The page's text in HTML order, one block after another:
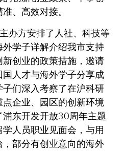
、高效对接。
办方安排了人社、科技等
学子详解介绍我市支持
创业的政策措施，邀请
人才与海外学子分享成
们深入考察了在沪科研
企业、园区的创新环境
东开发开放30周年主题
人员职业见面会，与用
部分有创业意向的海外